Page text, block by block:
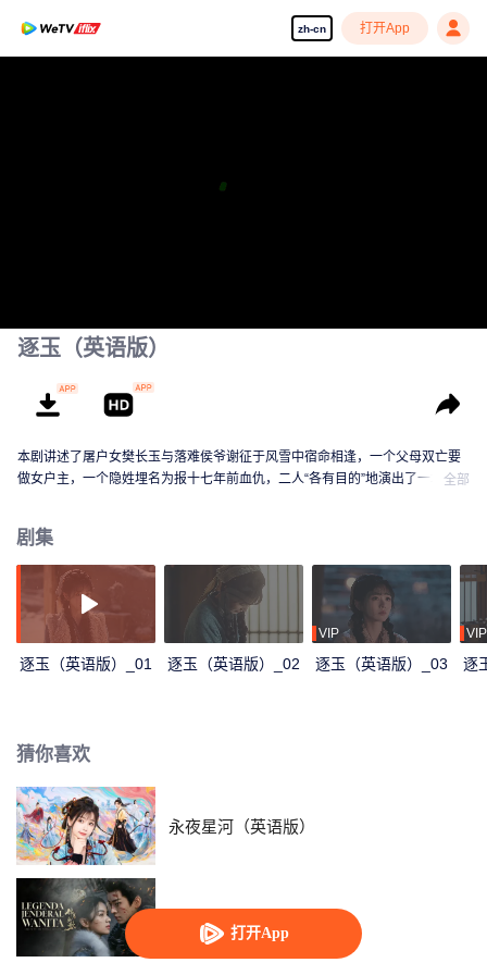
zh-cn 打开App
打开App
逐玉（英语版）
本剧讲述了屠户女樊长玉与落难侯爷谢征于风雪中宿命相逢，一个父母双亡要
做女户主，一个隐姓埋名为报十七年前血仇，二人“各有目的”地演出了一场假婚
人终于战场重逢，并肩搏杀，不畏生死；揭破真相，不惧威权；回归家园，不
忘初心！
全部
剧集
逐玉（英语版）_01 逐玉（英语版）_02
VIP
逐玉（英语版）_03
VIP
逐
猜你喜欢
永夜星河（英语版）